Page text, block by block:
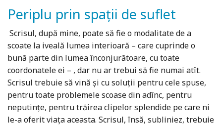
Periplu prin spaţii de suflet
Scrisul, după mine, poate să fie o modalitate de a
scoate la iveală lumea interioară – care cuprinde o
bună parte din lumea înconjurătoare, cu toate
coordonatele ei – , dar nu ar trebui să fie numai atît.
Scrisul trebuie să vină și cu soluții pentru cele spuse,
pentru toate problemele scoase din adînc, pentru
neputințe, pentru trăirea clipelor splendide pe care ni
le-a oferit viața aceasta. Scrisul, însă, subliniez, trebuie